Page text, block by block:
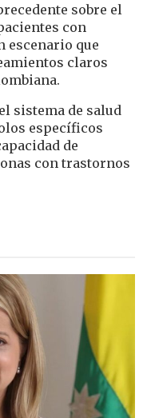
sobre el
con
escenario que
claros
sistema de salud
específicos
de
con trastornos